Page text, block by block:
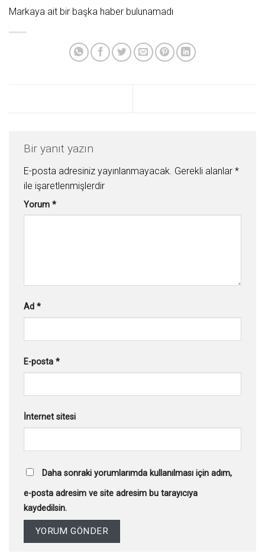
Markaya ait bir başka haber bulunamadı
Bir yanıt yazın
E-posta adresiniz yayınlanmayacak. Gerekli alanlar *
ile işaretlenmişlerdir
Yorum *
Ad *
E-posta *
İnternet sitesi
Daha sonraki yorumlarımda kullanılması için adım,
e-posta adresim ve site adresim bu tarayıcıya
kaydedilsin.